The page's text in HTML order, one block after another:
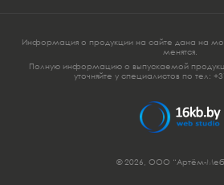
© 2026, ООО “Артём-
Информация о продукции на сайте дана на
менятся.
Полную информацию о выпускаемой
уточняйте у специалистов по тел: